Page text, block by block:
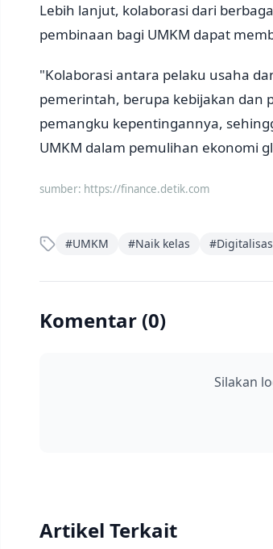
Lebih lanjut, kolaborasi dari
pembinaan bagi UMKM dapat
"Kolaborasi antara pelaku usaha
pemerintah, berupa kebijakan dan
pemangku kepentingannya,
UMKM dalam pemulihan ekonomi
sumber: https://finance.detik.com
#UMKM #Naik kelas #
Komentar (0)
Silakan
Artikel Terkait